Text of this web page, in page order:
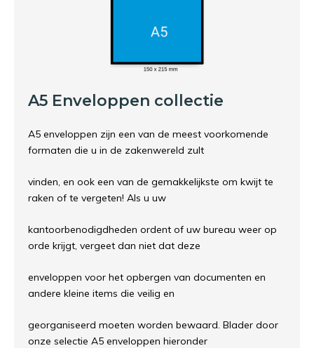
A5 Enveloppen collectie
A5 enveloppen zijn een van de meest voorkomende
formaten die u in de zakenwereld zult
vinden, en ook een van de gemakkelijkste om kwijt te
raken of te vergeten! Als u uw
kantoorbenodigdheden ordent of uw bureau weer op
orde krijgt, vergeet dan niet dat deze
enveloppen voor het opbergen van documenten en
andere kleine items die veilig en
georganiseerd moeten worden bewaard. Blader door
onze selectie A5 enveloppen hieronder